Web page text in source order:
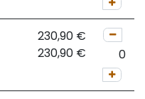
230,90 €
230,90 €